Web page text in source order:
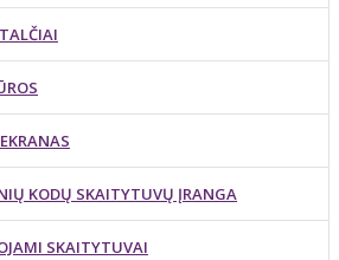
KODŲ SKAITYTUVŲ ĮRANGA
SKAITYTUVAI